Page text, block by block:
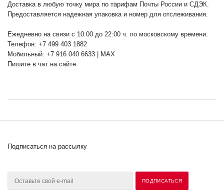
Доставка в любую точку мира по тарифам Почты России и СДЭК.
Предоставляется надежная упаковка и номер для отслеживания.
Ежедневно на связи с 10:00 до 22:00 ч. по московскому времени.
Телефон: +7 499 403 1882
Мобильный: +7 916 040 6633 | MAX
Пишите в чат на сайте
Подписаться на рассылку